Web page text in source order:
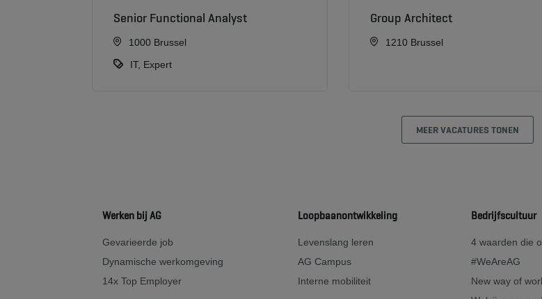
Senior Functional Analyst
1000 Brussel
IT, Expert
Group Architect
1210 Brussel
MEER VACATURES TONEN
Werken bij AG
Gevarieerde job
Dynamische werkomgeving
14x Top Employer
Loopbaanontwikkeling
Levenslang leren
AG Campus
Interne mobiliteit
Bedrijfscultuur
4 waarden die
#WeAreAG
New way of